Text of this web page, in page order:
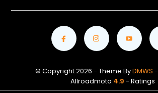
© Copyright 2026 - Theme ByDMWS -
Allroadmoto 4.9 - Ratings